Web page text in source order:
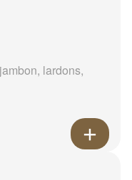
lardons,